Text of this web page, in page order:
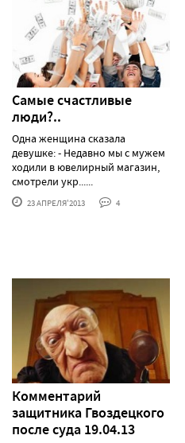
Самые счастливые
люди?..
Одна женщина сказала
девушке: - Недавно мы с мужем
ходили в ювелирный магазин,
смотрели укр......
23 АПРЕЛЯ'2013 4
Комментарий
защитника Гвоздецкого
после суда 19.04.13